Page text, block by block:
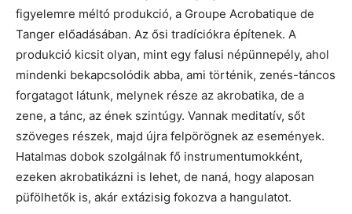
figyelemre méltó produkció, a Groupe Acrobatique de
Tanger előadásában. Az ősi tradíciókra építenek. A
produkció kicsit olyan, mint egy falusi népünnepély, ahol
mindenki bekapcsolódik abba, ami történik, zenés-táncos
forgatagot látunk, melynek része az akrobatika, de a
zene, a tánc, az ének szintúgy. Vannak meditatív, sőt
szöveges részek, majd újra felpörögnek az események.
Hatalmas dobok szolgálnak fő instrumentumokként,
ezeken akrobatikázni is lehet, de naná, hogy alaposan
püfölhetők is, akár extázisig fokozva a hangulatot.